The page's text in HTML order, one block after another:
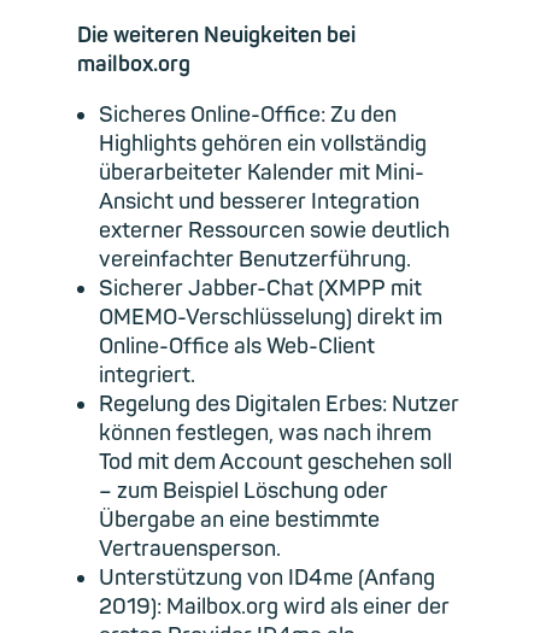
Die weiteren Neuigkeiten bei
mailbox.org
Sicheres Online-Office: Zu den
Highlights gehören ein vollständig
überarbeiteter Kalender mit Mini-
Ansicht und besserer Integration
externer Ressourcen sowie deutlich
vereinfachter Benutzerführung.
Sicherer Jabber-Chat (XMPP mit
OMEMO-Verschlüsselung) direkt im
Online-Office als Web-Client
integriert.
Regelung des Digitalen Erbes: Nutzer
können festlegen, was nach ihrem
Tod mit dem Account geschehen soll
– zum Beispiel Löschung oder
Übergabe an eine bestimmte
Vertrauensperson.
Unterstützung von ID4me (Anfang
2019): Mailbox.org wird als einer der